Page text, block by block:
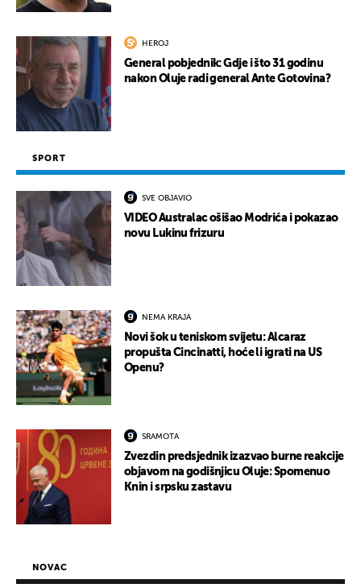
HEROJ
General pobjednik: Gdje i što 31 godinu
nakon Oluje radi general Ante Gotovina?
SPORT
SVE OBJAVIO
VIDEO Australac ošišao Modrića i pokazao
novu Lukinu frizuru
NEMA KRAJA
Novi šok u teniskom svijetu: Alcaraz
propušta Cincinatti, hoće li igrati na US
Openu?
SRAMOTA
Zvezdin predsjednik izazvao burne reakcije
objavom na godišnjicu Oluje: Spomenuo
Knin i srpsku zastavu
NOVAC